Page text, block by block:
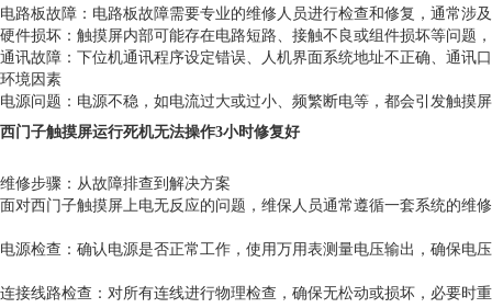
电路板故障‌：电路板故障需要专业的维修人员进行检查和修复，通常涉
硬件损坏‌：触摸屏内部可能存在电路短路、接触不良或组件损坏等问题
通讯故障‌：下位机通讯程序设定错误、人机界面系统地址不正确、通讯
环境因素
电源问题‌：电源不稳，如电流过大或过小、频繁断电等，都会引发触摸
西门子触摸屏运行死机无法操作3小时修复好
维修步骤：从故障排查到解决方案
面对西门子触摸屏上电无反应的问题，维保人员通常遵循一套系统的维
电源检查：确认电源是否正常工作，使用万用表测量电压输出，确保电
连接线路检查：对所有连线进行物理检查，确保无松动或损坏，必要时